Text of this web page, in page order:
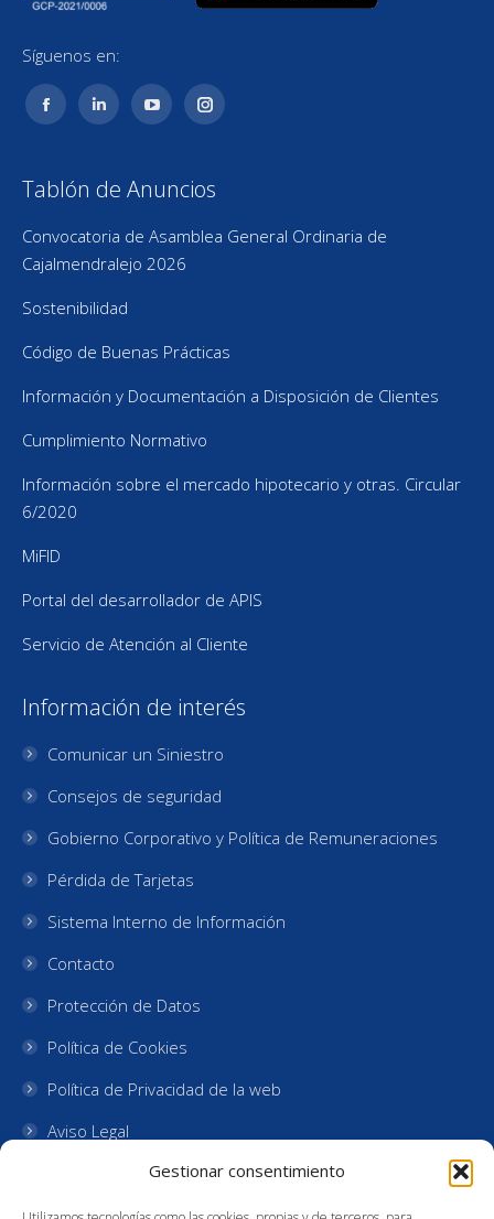
Gestionar consentimiento
Síguenos en:
Facebook
opens
in
new
window
Linkedin
opens
in
new
window
YouTube
opens
in
new
window
Instagram
in
new
Tablón de Anuncios
Convocatoria de Asamblea General Ordinaria de
Cajalmendralejo 2026
Sostenibilidad
Código de Buenas Prácticas
Información y Documentación a Disposición de Clientes
Cumplimiento Normativo
Información sobre el mercado hipotecario y otras. Circular
6/2020
MiFID
Portal del desarrollador de APIS
Servicio de Atención al Cliente
Información de interés
Comunicar un Siniestro
Consejos de seguridad
Gobierno Corporativo y Política de Remuneraciones
Pérdida de Tarjetas
Sistema Interno de Información
Contacto
Protección de Datos
Política de Cookies
Política de Privacidad de la web
Aviso Legal